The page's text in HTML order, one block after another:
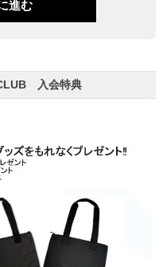
進む
入会特典